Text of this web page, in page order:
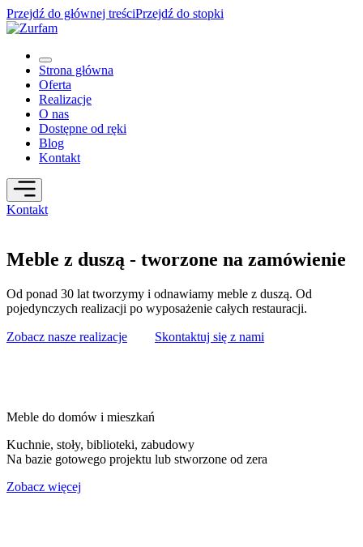
Przejdź do głównej treściPrzejdź do stopki
Strona główna
Oferta
Realizacje
O nas
Dostępne od ręki
Blog
Kontakt
Kontakt
Meble z duszą - tworzone na zamówienie
Od ponad 30 lat tworzymy i odnawiamy meble z duszą. Od
pojedynczych realizacji po wyposażenie całych restauracji.
Zobacz nasze realizacje Skontaktuj się z nami
Meble do domów i mieszkań
Kuchnie, stoły, biblioteki, zabudowy
Na bazie gotowego projektu lub stworzone od zera
Zobacz więcej